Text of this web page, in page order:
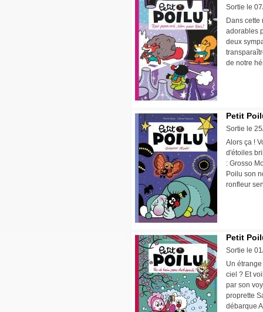
Sortie le
Dans
adorables
deux
de notre
Petit
Sortie le
Alors ça !
d'étoiles
: Grosso
Poilu son
ronfleur
Petit
Sortie le
Un
ciel ? Et
par son
proprette
débarque